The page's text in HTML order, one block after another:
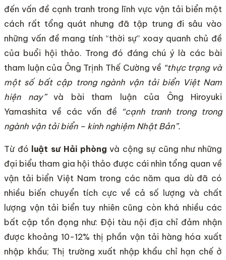
đến vấn đề cạnh tranh trong lĩnh vực vận tải biển một
cách rất tổng quát nhưng đã tập trung đi sâu vào
những vấn đề mang tính “thời sự” xoay quanh chủ đề
của buổi hội thảo. Trong đó đáng chú ý là các bài
tham luận của Ông Trịnh Thế Cường về “thực trạng và
một số bất cập trong ngành vận tải biển Việt Nam
hiện nay”và bài tham luận của Ông Hiroyuki
Yamashita về các vấn đề
“cạnh tranh trong trong
ngành vận tải biển – kinh nghiệm Nhật Bản”.
Từ đó luật sư Hải phòng và cộng sự cũng như những
đại biểu tham gia hội thảo được cái nhìn tổng quan về
vận tải biển Việt Nam trong các năm qua dù đã có
nhiều biến chuyển tích cực về cả số lượng và chất
lượng vận tải biển tuy nhiên cũng còn khá nhiều các
bất cập tồn đọng như: Đội tàu nội địa chỉ đảm nhận
được khoảng 10-12% thị phần vận tải hàng hóa xuất
nhập khẩu; Thị trường xuất nhập khẩu chỉ hạn chế ở